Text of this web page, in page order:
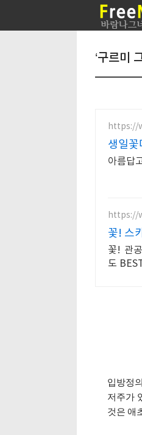
‘구르미
https://
생일
아름답
https://
꽃! 스
꽃! 관
도
입방정
저주가
것은 애